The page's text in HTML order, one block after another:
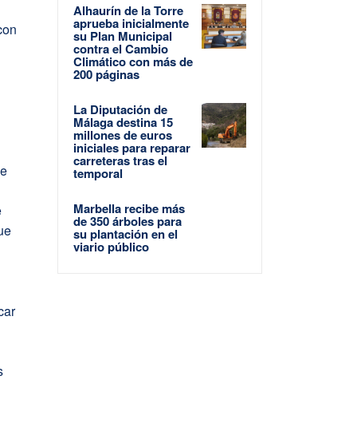
Alhaurín de la Torre
aprueba inicialmente
su Plan Municipal
contra el Cambio
Climático con más de
200 páginas
La Diputación de
Málaga destina 15
millones de euros
iniciales para reparar
carreteras tras el
temporal
Marbella recibe más
de 350 árboles para
su plantación en el
viario público